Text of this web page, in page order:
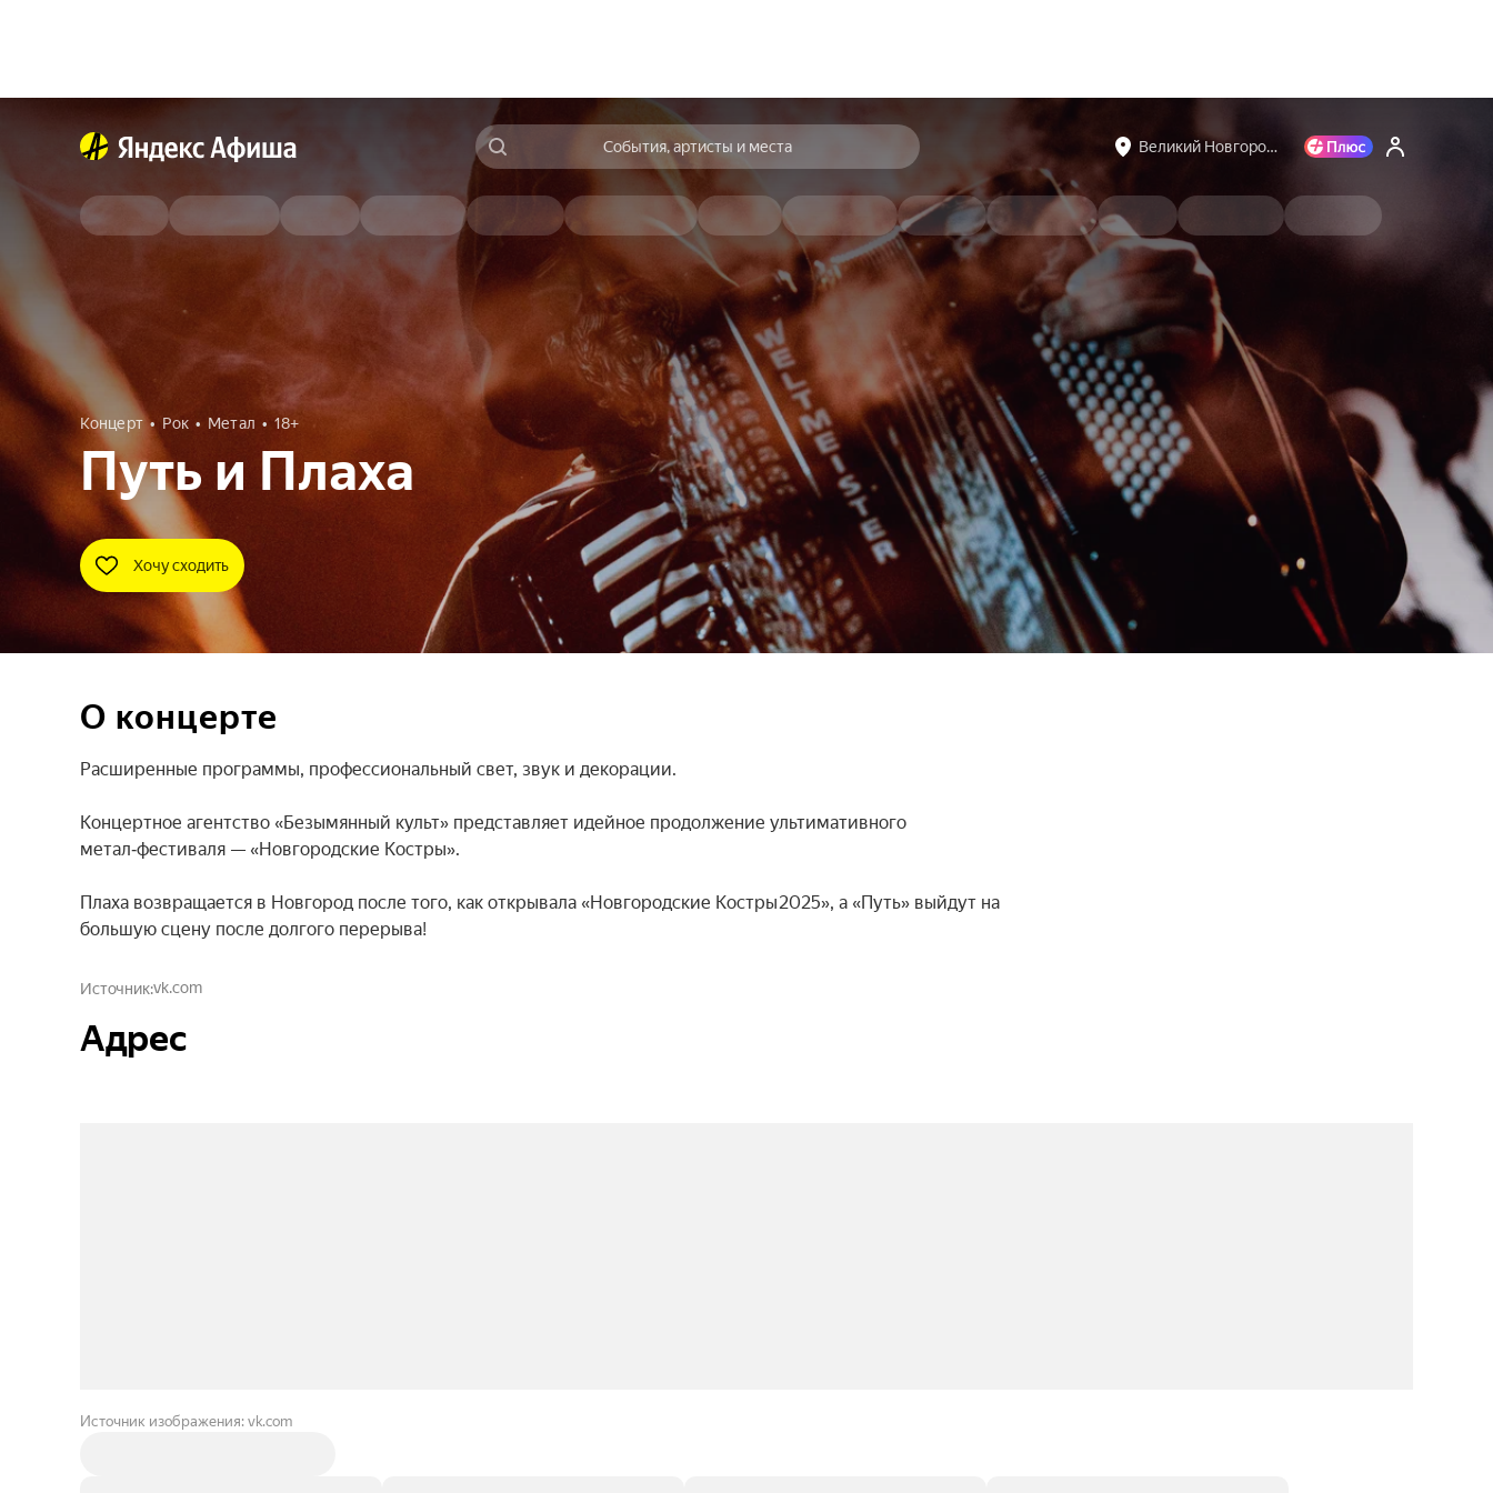
События, артисты и места Великий Новгоро…
Концерт Рок Метал 18+
Путь и Плаха
Хочу сходить
О концерте
Расширенные программы, профессиональный свет, звук и декорации.
Концертное агентство «Безымянный культ» представляет идейное продолжение ультимативного
метал‑фестиваля — «Новгородские Костры».
Плаха возвращается в Новгород после того, как открывала «Новгородские Костры 2025», а «Путь» выйдут на
большую сцену после долгого перерыва!
Источникvk.com
Адрес
Источник изображения: vk.com